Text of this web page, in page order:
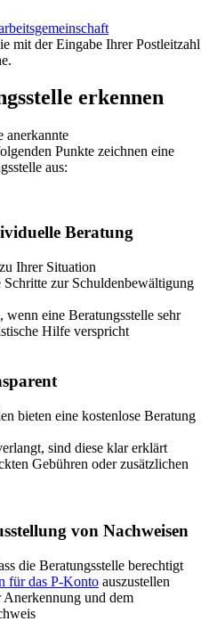
mit der Eingabe Ihrer Postleitzahl
erkennen
anerkannte
Punkte zeichnen eine
aus:
Beratung
Ihrer Situation
Schritte zur Schuldenbewältigung
wenn eine Beratungsstelle sehr
Hilfe verspricht
bieten eine kostenlose Beratung
sind diese klar erklärt
Gebühren oder zusätzlichen
von Nachweisen
die Beratungsstelle berechtigt
für das P-Konto auszustellen
Anerkennung und dem